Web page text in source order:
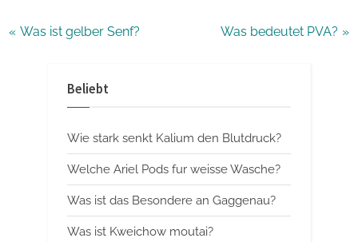
Beitragsnavigation
P
Was ist gelber Senf?
N
o
s
t
Was bedeutet PVA?
Beliebt
Wie stark senkt Kalium den Blutdruck?
Welche Ariel Pods fur weisse Wasche?
Was ist das Besondere an Gaggenau?
Was ist Kweichow moutai?